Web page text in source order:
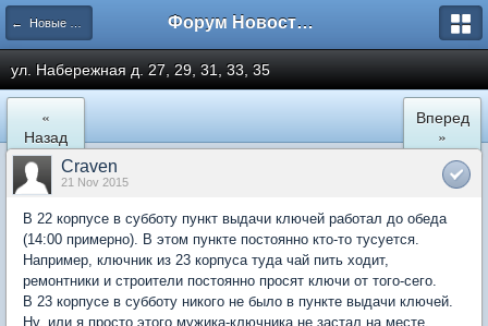
← Новые Водники Форум Новостройки
ул. Набережная д. 27, 29, 31, 33, 35
«
Назад
Вперед
»
Craven
21 Nov 2015
В 22 корпусе в субботу пункт выдачи ключей работал до обеда
(14:00 примерно). В этом пункте постоянно кто-то тусуется.
Например, ключник из 23 корпуса туда чай пить ходит,
ремонтники и строители постоянно просят ключи от того-сего.
В 23 корпусе в субботу никого не было в пункте выдачи ключей.
Ну, или я просто этого мужика-ключника не застал на месте.